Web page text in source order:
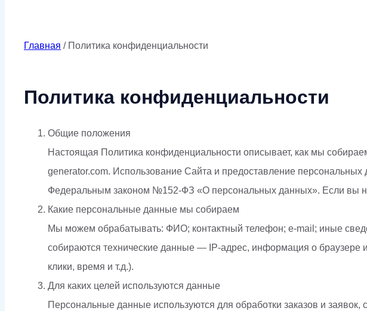
Главная / Политика конфиденциальности
Политика конфиденциальности
Общие положения
Настоящая Политика конфиденциальности описывает, как мы
generator.com. Использование Сайта и предоставление персональных
Федеральным законом №152-ФЗ «О персональных данных». Если вы
Какие персональные данные мы собираем
Мы можем обрабатывать: ФИО; контактный телефон; e-mail; иные
собираются технические данные — IP-адрес, информация о браузере
клики, время и т.д.).
Для каких целей используются данные
Персональные данные используются для обработки заказов и